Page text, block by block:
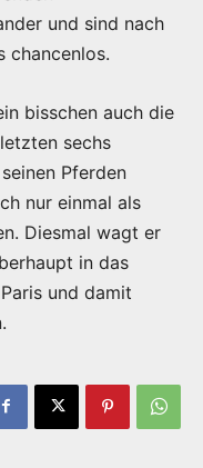
und sind nach
chancenlos.
bisschen auch die
sechs
Pferden
nur einmal als
Diesmal wagt er
in das
und damit